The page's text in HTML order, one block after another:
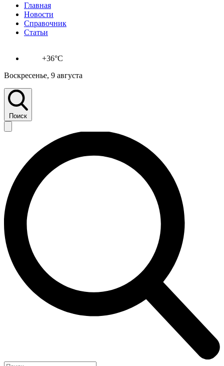
Главная
Новости
Справочник
Статьи
+36°C
Воскресенье, 9 августа
Поиск